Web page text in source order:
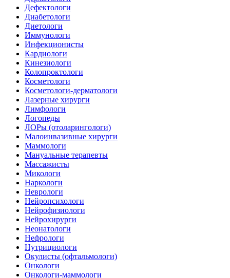
Дефектологи
Диабетологи
Диетологи
Иммунологи
Инфекционисты
Кардиологи
Кинезиологи
Колопроктологи
Косметологи
Косметологи-дерматологи
Лазерные хирурги
Лимфологи
Логопеды
ЛОРы (отоларингологи)
Малоинвазивные хирурги
Маммологи
Мануальные терапевты
Массажисты
Микологи
Наркологи
Неврологи
Нейропсихологи
Нейрофизиологи
Нейрохирурги
Неонатологи
Нефрологи
Нутрициологи
Окулисты (офтальмологи)
Онкологи
Онкологи-маммологи